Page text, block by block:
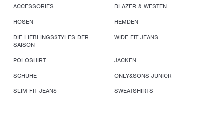
ACCESSORIES
BLAZER & WESTEN
HOSEN
HEMDEN
DIE LIEBLINGSSTYLES DER
SAISON
WIDE FIT JEANS
POLOSHIRT
JACKEN
SCHUHE
ONLY&SONS JUNIOR
SLIM FIT JEANS
SWEATSHIRTS